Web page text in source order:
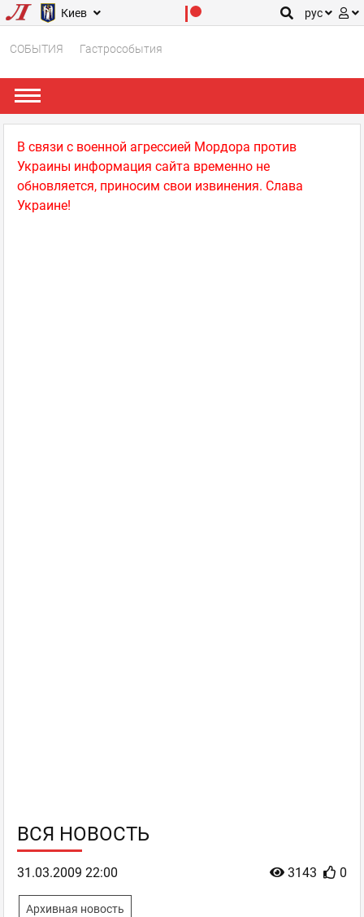
Киев рус
СОБЫТИЯ Гастрособытия
В связи с военной агрессией Мордора против
Украины информация сайта временно не
обновляется, приносим свои извинения. Слава
Украине!
ВСЯ НОВОСТЬ
3143 0
31.03.2009 22:00
Архивная новость